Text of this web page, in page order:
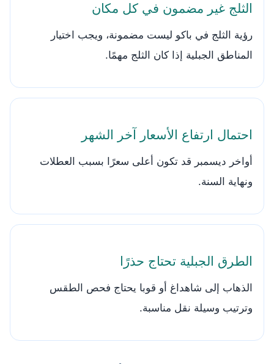
الثلج غير مضمون في كل مكان
رؤية الثلج في باكو ليست مضمونة، ويجب اختيار
المناطق الجبلية إذا كان الثلج مهمًا.
احتمال ارتفاع الأسعار آخر الشهر
أواخر ديسمبر قد تكون أعلى سعرًا بسبب العطلات
ونهاية السنة.
الطرق الجبلية تحتاج حذرًا
الذهاب إلى شاهداغ أو قوبا يحتاج فحص الطقس
وترتيب وسيلة نقل مناسبة.